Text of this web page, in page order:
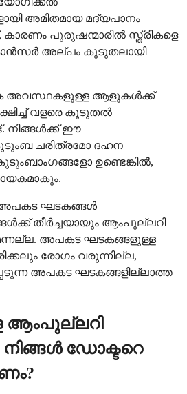
അമിതമായ മദ്യപാനം
പുരുഷന്മാരിൽ സ്ത്രീകളെ
അല്പം കൂടുതലായി
അവസ്ഥകളുള്ള ആളുകൾക്ക്
വളരെ കൂടുതൽ
ഈ
ചരിത്രമോ ദഹന
ഉണ്ടെങ്കിൽ,
ഘടകങ്ങൾ
തീർച്ചയായും ആംപുല്ലറി
അപകട ഘടകങ്ങളുള്ള
രോഗം വരുന്നില്ല,
അപകട ഘടകങ്ങളില്ലാത്ത
ഡോക്ടറെ